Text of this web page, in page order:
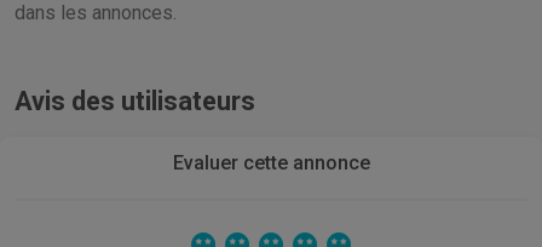
dans les annonces.
Avis des utilisateurs
Evaluer cette annonce